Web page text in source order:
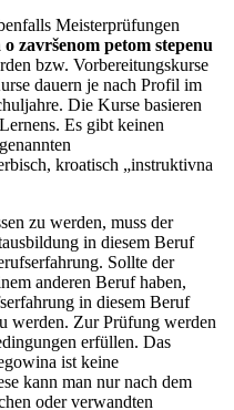
Meisterprüfungen
završenom petom stepenu
bzw. Vorbereitungskurse
dauern je nach Profil im
Die Kurse basieren
Es gibt keinen
kroatisch „instruktivna
zu werden, muss der
in diesem Beruf
Sollte der
anderen Beruf haben,
in diesem Beruf
werden. Zur Prüfung werden
erfüllen. Das
ist keine
kann man nur nach dem
oder verwandten